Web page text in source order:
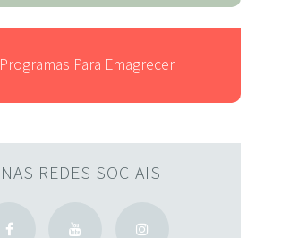
Programas Para Emagrecer
NAS REDES SOCIAIS